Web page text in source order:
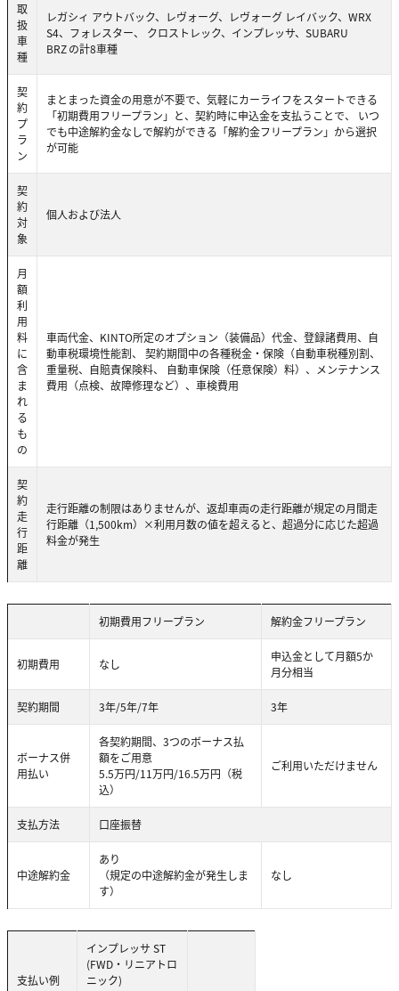
取
扱
車
種
レガシィ アウトバック、レヴォーグ、レヴォーグ レイバック、WRX
S4、フォレスター、 クロストレック、インプレッサ、SUBARU
BRZの計8車種
契
約
プ
ラ
ン
まとまった資金の用意が不要で、気軽にカーライフをスタートできる
「初期費用フリープラン」と、契約時に申込金を支払うことで、 いつ
でも中途解約金なしで解約ができる「解約金フリープラン」から選択
が可能
契
約
対
象
個人および法人
月
額
利
用
料
に
含
ま
れ
る
も
の
車両代金、KINTO所定のオプション（装備品）代金、登録諸費用、自
動車税環境性能割、 契約期間中の各種税金・保険（自動車税種別割、
重量税、自賠責保険料、 自動車保険（任意保険）料）、メンテナンス
費用（点検、故障修理など）、車検費用
契
約
走
行
距
離
走行距離の制限はありませんが、返却車両の走行距離が規定の月間走
行距離（1,500km）×利用月数の値を超えると、超過分に応じた超過
料金が発生
初期費用フリープラン 解約金フリープラン
初期費用 なし
申込金として月額5か
月分相当
契約期間 3年/5年/7年 3年
ボーナス併
用払い
各契約期間、3つのボーナス払
額をご用意
5.5万円/11万円/16.5万円（税
込）
ご利用いただけません
支払方法 口座振替
中途解約金
あり
（規定の中途解約金が発生しま
す）
なし
支払い例
インプレッサ ST
(FWD・リニアトロ
ニック)